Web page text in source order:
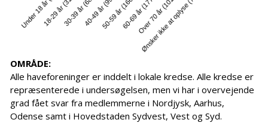
OMRÅDE:
Alle haveforeninger er inddelt i lokale kredse. Alle kredse er
repræsenterede i undersøgelsen, men vi har i overvejende
grad fået svar fra medlemmerne i Nordjysk, Aarhus,
Odense samt i Hovedstaden Sydvest, Vest og Syd.